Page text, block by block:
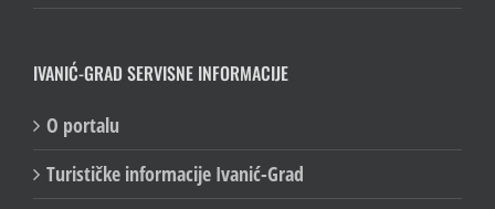
IVANIĆ-GRAD SERVISNE INFORMACIJE
O portalu
Turističke informacije Ivanić-Grad